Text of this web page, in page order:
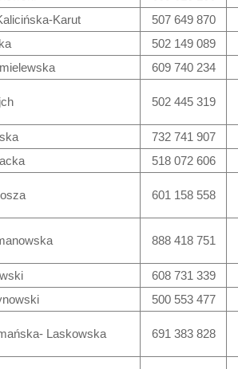
Karut
507 649 870
502 149 089
609 740 234
502 445 319
732 741 907
518 072 606
601 158 558
888 418 751
608 731 339
500 553 477
Laskowska 691 383 828